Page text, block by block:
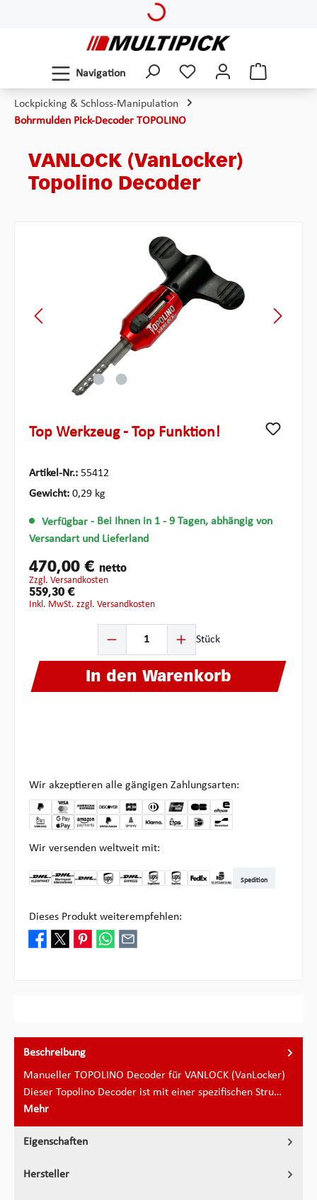
Navigation
Lockpicking & Schloss-Manipulation
Bohrmulden Pick-Decoder TOPOLINO
VANLOCK (VanLocker)
Topolino Decoder
Bildergalerie überspringen
Top Werkzeug - Top Funktion!
Artikel-Nr.: 55412
Gewicht: 0,29 kg
Verfügbar - Bei Ihnen in 1 - 9 Tagen, abhängig von
Versandart und Lieferland
470,00 € netto
zzgl. Versandkosten
559,30 €
inkl. MwSt. zzgl. Versandkosten
Stück
In den Warenkorb
Wir akzeptieren alle gängigen Zahlungsarten:
Wir versenden weltweit mit:
Spedition
Dieses Produkt weiterempfehlen:
Beschreibung
Manueller TOPOLINO Decoder für VANLOCK (VanLocker)
Dieser Topolino Decoder ist mit einer spezifischen Stru…
Mehr
Eigenschaften
Hersteller